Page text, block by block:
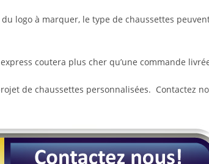
logo à marquer, le type de chaussettes
coutera plus cher qu’une commande
de chaussettes personnalisées. Contactez